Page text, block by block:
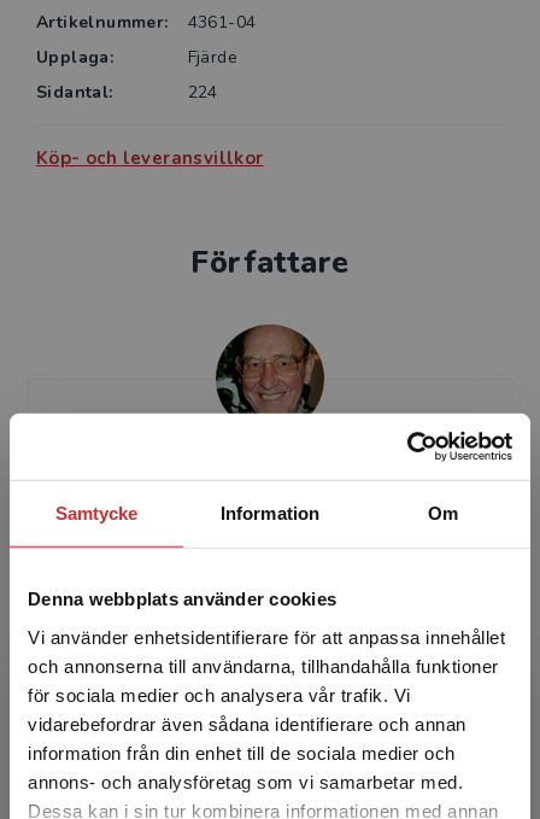
Samtycke Information Om
Denna webbplats använder cookies
Vi använder enhetsidentifierare för att anpassa innehållet
och annonserna till användarna, tillhandahålla funktioner
för sociala medier och analysera vår trafik. Vi
vidarebefordrar även sådana identifierare och annan
information från din enhet till de sociala medier och
annons- och analysföretag som vi samarbetar med.
Dessa kan i sin tur kombinera informationen med annan
Begränsad fraktregion
Artikelnummer:
4361-04
Upplaga:
Fjärde
Sidantal:
224
Köp- och leveransvillkor
Författare
Sven-Erik Johansson (1924–2015) was
Stockholm School of Economics. He also